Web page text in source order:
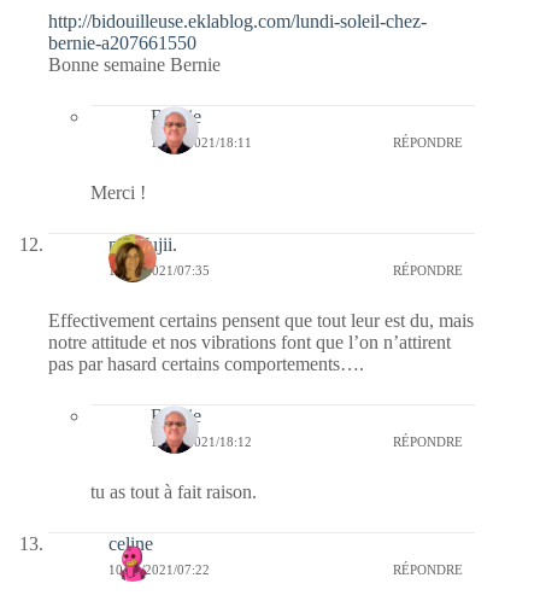
http://bidouilleuse.eklablog.com/lundi-soleil-chez-
bernie-a207661550
Bonne semaine Bernie
Bernie
10/05/2021/18:11 RÉPONDRE
Merci !
missfujii.
10/05/2021/07:35 RÉPONDRE
Effectivement certains pensent que tout leur est du, mais
notre attitude et nos vibrations font que l’on n’attirent
pas par hasard certains comportements….
Bernie
10/05/2021/18:12 RÉPONDRE
tu as tout à fait raison.
celine
10/05/2021/07:22 RÉPONDRE